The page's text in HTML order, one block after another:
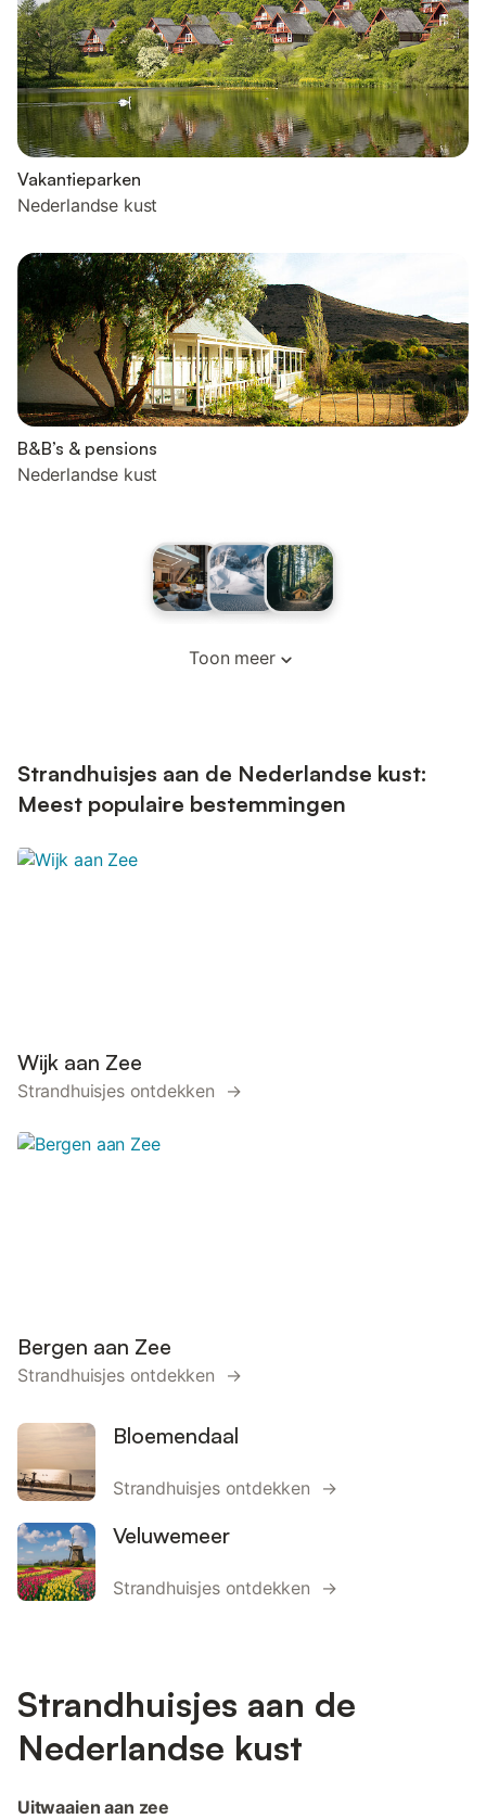
Vakantieparken
Nederlandse kust
B&B’s & pensions
Nederlandse kust
Toon meer
Strandhuisjes aan de Nederlandse kust:
Meest populaire bestemmingen
Wijk aan Zee
Strandhuisjes ontdekken →
Bergen aan Zee
Strandhuisjes ontdekken →
Bloemendaal
Strandhuisjes ontdekken →
Veluwemeer
Strandhuisjes ontdekken →
Strandhuisjes aan de
Nederlandse kust
Uitwaaien aan zee